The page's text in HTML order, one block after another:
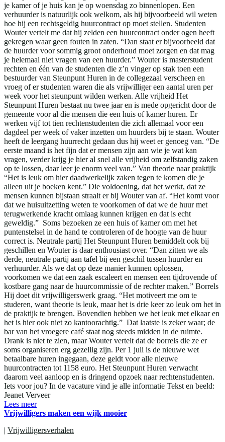
je kamer of je huis kan je op woensdag zo binnenlopen. Een
verhuurder is natuurlijk ook welkom, als hij bijvoorbeeld wil weten
hoe hij een rechtsgeldig huurcontract op moet stellen. Studenten
Wouter vertelt me dat hij zelden een huurcontract onder ogen heeft
gekregen waar geen fouten in zaten. “Dan staat er bijvoorbeeld dat
de huurder voor sommig groot onderhoud moet zorgen en dat mag
je helemaal niet vragen van een huurder.” Wouter is masterstudent
rechten en één van de studenten die z’n vinger op stak toen een
bestuurder van Steunpunt Huren in de collegezaal verscheen en
vroeg of er studenten waren die als vrijwilliger een aantal uren per
week voor het steunpunt wilden werken. Alle vrijheid Het
Steunpunt Huren bestaat nu twee jaar en is mede opgericht door de
gemeente voor al die mensen die een huis of kamer huren. Er
werken vijf tot tien rechtenstudenten die zich allemaal voor een
dagdeel per week of vaker inzetten om huurders bij te staan. Wouter
heeft de leergang huurrecht gedaan dus hij weet er genoeg van. “De
eerste maand is het fijn dat er mensen zijn aan wie je wat kan
vragen, verder krijg je hier al snel alle vrijheid om zelfstandig zaken
op te lossen, daar leer je enorm veel van.” Van theorie naar praktijk
“Het is leuk om hier daadwerkelijk zaken tegen te komen die je
alleen uit je boeken kent.” Die voldoening, dat het werkt, dat ze
mensen kunnen bijstaan straalt er bij Wouter van af. “Het komt voor
dat we huisuitzetting weten te voorkomen of dat we de huur met
terugwerkende kracht omlaag kunnen krijgen en dat is echt
geweldig.” Soms bezoeken ze een huis of kamer om met het
puntenstelsel in de hand te controleren of de hoogte van de huur
correct is. Neutrale partij Het Steunpunt Huren bemiddelt ook bij
geschillen en Wouter is daar enthousiast over. “Dan zitten we als
derde, neutrale partij aan tafel bij een geschil tussen huurder en
verhuurder. Als we dat op deze manier kunnen oplossen,
voorkomen we dat een zaak escaleert en mensen een tijdrovende of
kostbare gang naar de huurcommissie of de rechter maken.” Borrels
Hij doet dit vrijwilligerswerk graag. “Het motiveert me om te
studeren, want theorie is leuk, maar het is drie keer zo leuk om het in
de praktijk te brengen. Bovendien hebben we het leuk met elkaar en
het is hier ook niet zo kantoorachtig.” Dat laatste is zeker waar; de
bar van het vroegere café staat nog steeds midden in de ruimte.
Drank is niet te zien, maar Wouter vertelt dat de borrels die ze er
soms organiseren erg gezellig zijn. Per 1 juli is de nieuwe wet
betaalbare huren ingegaan, deze geldt voor alle nieuwe
huurcontracten tot 1158 euro. Het Steunpunt Huren verwacht
daarom veel aanloop en is dringend opzoek naar rechtenstudenten.
Iets voor jou? In de vacature vind je alle informatie Tekst en beeld:
Jeanet Verveer
Lees meer
Vrijwilligers maken een wijk mooier
| Vrijwilligersverhalen